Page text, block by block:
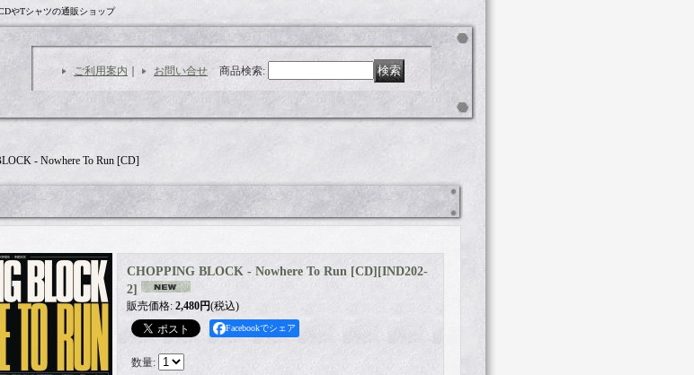
やTシャツの通販ショップ
ご利用案内 お問い合せ 商品検索:
- Nowhere To Run [CD]
CHOPPING BLOCK - Nowhere To Run [CD] [IND202-
2]
販売価格: 2,480円(税込)
Facebookでシェア
数量: